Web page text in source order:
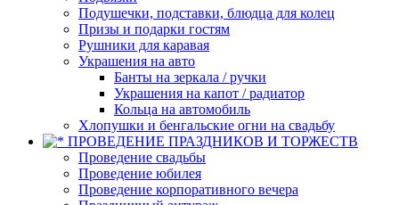
Подушечки, подставки, блюдца для колец
Призы и подарки гостям
Рушники для каравая
Украшения на авто
Банты на зеркала / ручки
Украшения на капот / радиатор
Кольца на автомобиль
Хлопушки и бенгальские огни на свадьбу
ПРОВЕДЕНИЕ ПРАЗДНИКОВ И ТОРЖЕСТВ
Проведение свадьбы
Проведение юбилея
Проведение корпоративного вечера